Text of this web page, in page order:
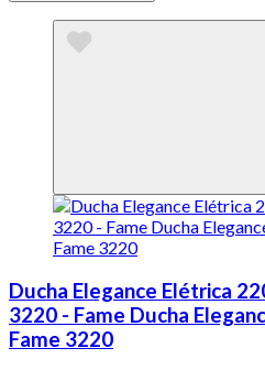
Ducha Elegance Elétrica
3220 - Fame Ducha
Fame 3220